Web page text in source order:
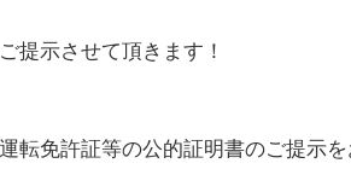
提示させて頂きます！
転免許証等の公的証明書のご提示を